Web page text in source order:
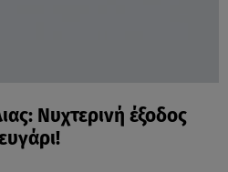
Νυχτερινή έξοδος